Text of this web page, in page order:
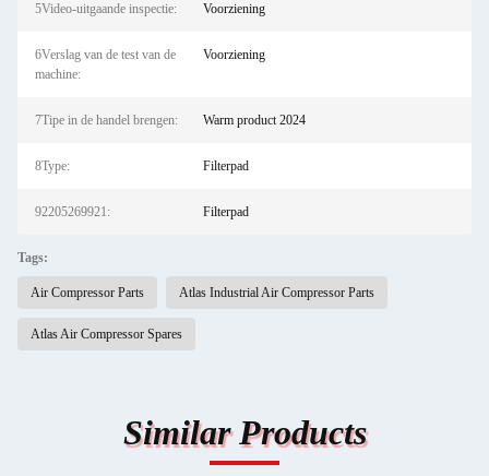
5Video-uitgaande inspectie: Voorziening
6Verslag van de test van de
machine:
Voorziening
7Tipe in de handel brengen: Warm product 2024
8Type: Filterpad
92205269921: Filterpad
Tags:
Air Compressor Parts Atlas Industrial Air Compressor Parts
Atlas Air Compressor Spares
Similar Products